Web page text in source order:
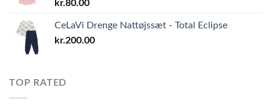
kr.80.00
CeLaVi Drenge Nattøjssæt - Total Eclipse
kr.200.00
TOP RATED